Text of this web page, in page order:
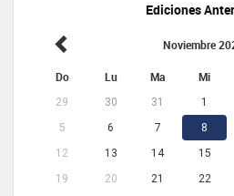
Ediciones
Noviembre
Do Lu Ma Mi
29 30 31 1
5
6 7 8
12
13 14 15
19
20 21 22